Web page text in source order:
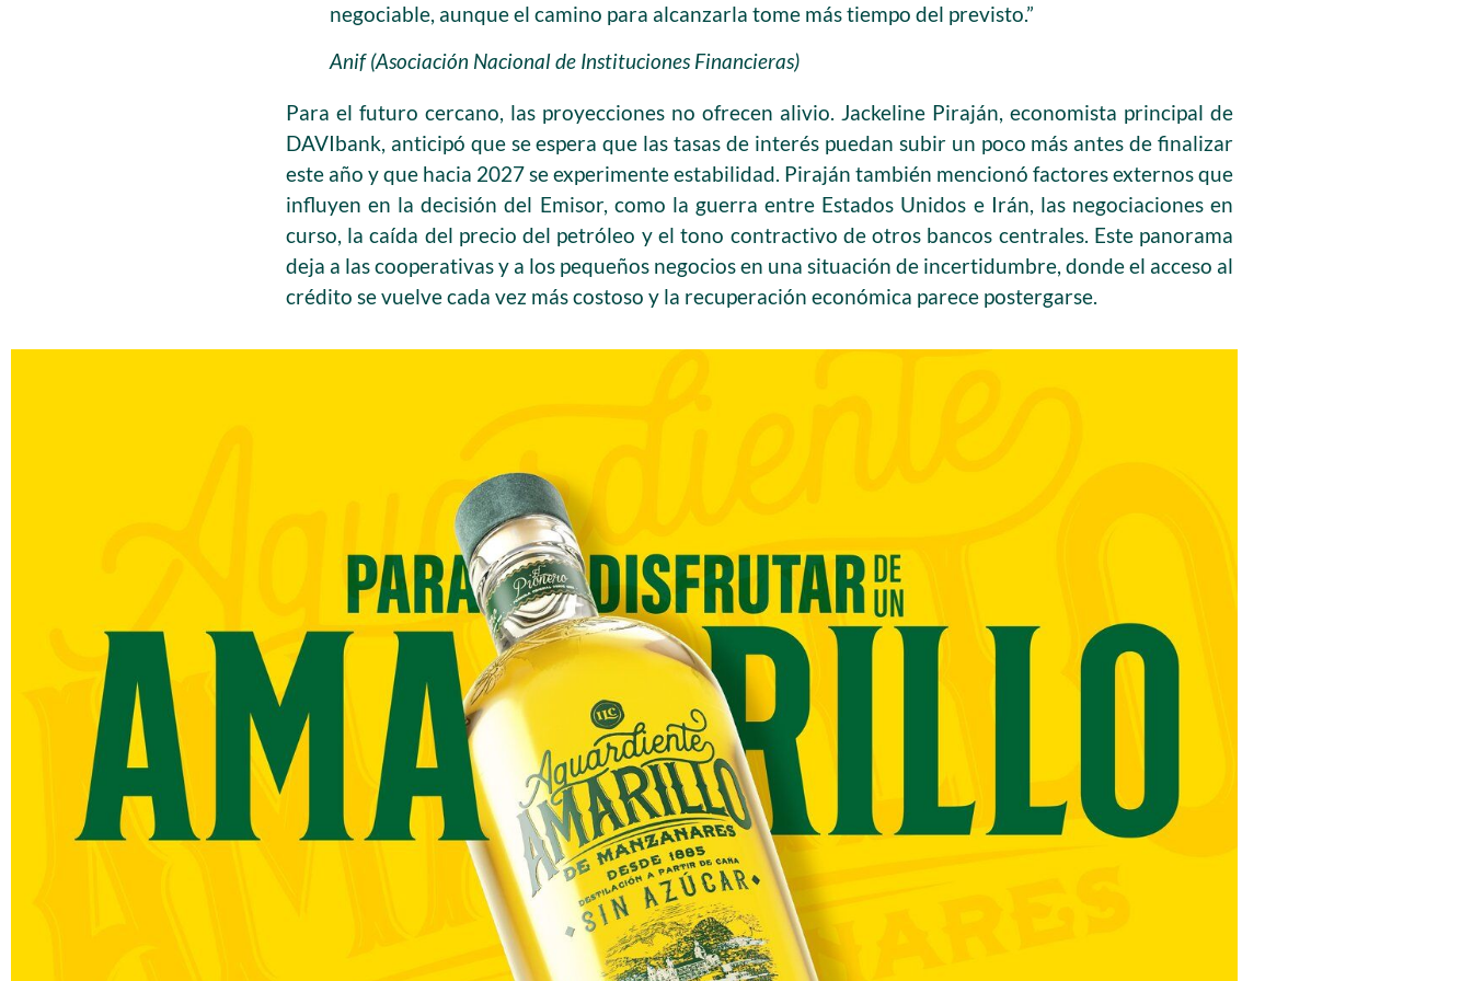
negociable, aunque el camino para alcanzarla tome más tiempo del previsto.”
Anif (Asociación Nacional de Instituciones Financieras)
Para el futuro cercano, las proyecciones no ofrecen alivio. Jackeline Piraján, economista principal de
DAVIbank, anticipó que se espera que las tasas de interés puedan subir un poco más antes de finalizar
este año y que hacia 2027 se experimente estabilidad. Piraján también mencionó factores externos que
influyen en la decisión del Emisor, como la guerra entre Estados Unidos e Irán, las negociaciones en
curso, la caída del precio del petróleo y el tono contractivo de otros bancos centrales. Este panorama
deja a las cooperativas y a los pequeños negocios en una situación de incertidumbre, donde el acceso al
crédito se vuelve cada vez más costoso y la recuperación económica parece postergarse.